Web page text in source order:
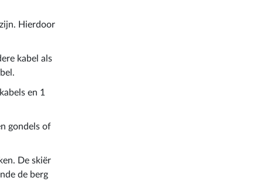
Hierdoor
kabel als
en 1
gondels of
De skiër
de berg